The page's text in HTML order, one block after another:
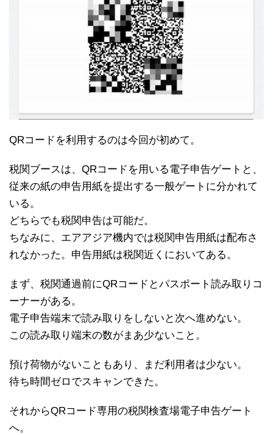
QRコードを利用するのは今回が初めて。
税関ブースは、QRコードを用いる電子申告ゲートと、
従来の紙の申告用紙を提出する一般ゲートに分かれて
いる。
どちらでも税関申告は可能だ。
ちなみに、エアアジア機内では税関申告用紙は配布さ
れなかった。申告用紙は税関近くにおいてある。
まず、税関通過前にQRコードとパスポート読み取りコ
ーナーがある。
電子申告端末で読み取りをしないと次へ進めない。
この読み取り端末の数がまあ少ないこと。
預け荷物がないこともあり、まだ利用者は少ない。
待ち時間ゼロでスキャンできた。
それからQRコード専用の税関検査場電子申告ゲート
へ。